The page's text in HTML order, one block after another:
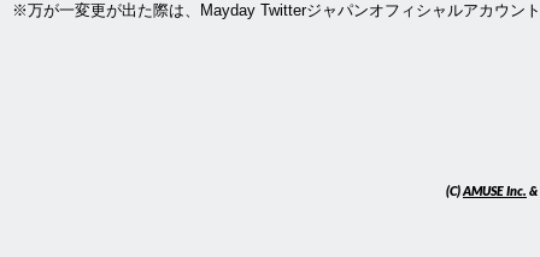
※万が一変更が出た際は、Mayday Twitterジャパンオフィシャルアカウント
(C)AMUSE Inc. &